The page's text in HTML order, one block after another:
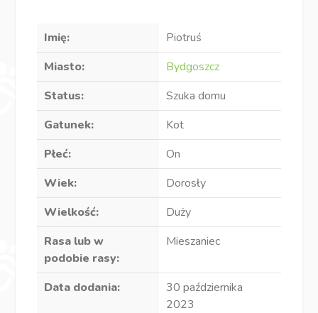
Imię:
Piotruś
Miasto:
Bydgoszcz
Status:
Szuka domu
Gatunek:
Kot
Płeć:
On
Wiek:
Dorosły
Wielkość:
Duży
Rasa lub w
podobie rasy:
Mieszaniec
Data dodania:
30 października
2023